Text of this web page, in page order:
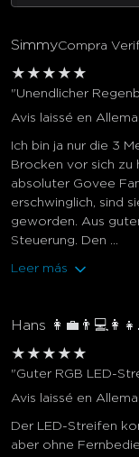
SimmyCompra
★ ★ ★ ★ ★
"Unendlicher
Avis laissé en
Ich bin ja nur die 3
Brocken vor sich zu
absoluter Govee
erschwinglich, sind
geworden. Aus
Steuerung. Den ...
Leer más
Hans
★ ★ ★ ★ ★
"Guter RGB LED-
Avis laissé en
Der LED-Streifen
aber ohne